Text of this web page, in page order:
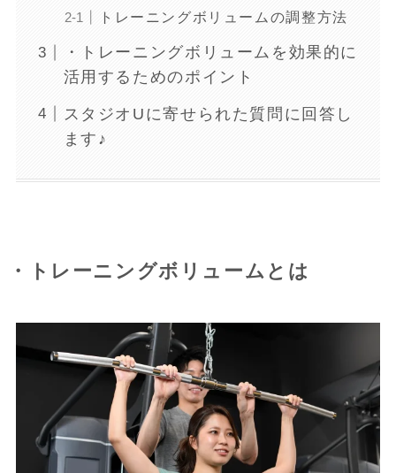
トレーニングボリュームの調整方法
・トレーニングボリュームを効果的に
活用するためのポイント
スタジオUに寄せられた質問に回答し
ます♪
・トレーニングボリュームとは